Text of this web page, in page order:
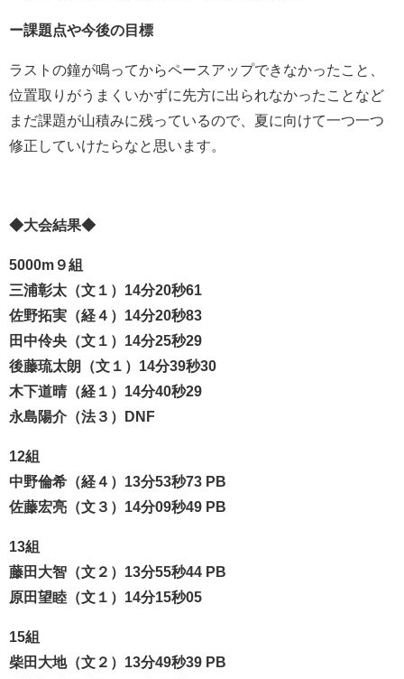
ー課題点や今後の目標
ラストの鐘が鳴ってからペースアップできなかったこと、
位置取りがうまくいかずに先方に出られなかったことなど
まだ課題が山積みに残っているので、夏に向けて一つ一つ
修正していけたらなと思います。
◆大会結果◆
5000m９組
三浦彰太（文１）14分20秒61
佐野拓実（経４）14分20秒83
田中伶央（文１）14分25秒29
後藤琉太朗（文１）14分39秒30
木下道晴（経１）14分40秒29
永島陽介（法３）DNF
12組
中野倫希（経４）13分53秒73 PB
佐藤宏亮（文３）14分09秒49 PB
13組
藤田大智（文２）13分55秒44 PB
原田望睦（文１）14分15秒05
15組
柴田大地（文２）13分49秒39 PB